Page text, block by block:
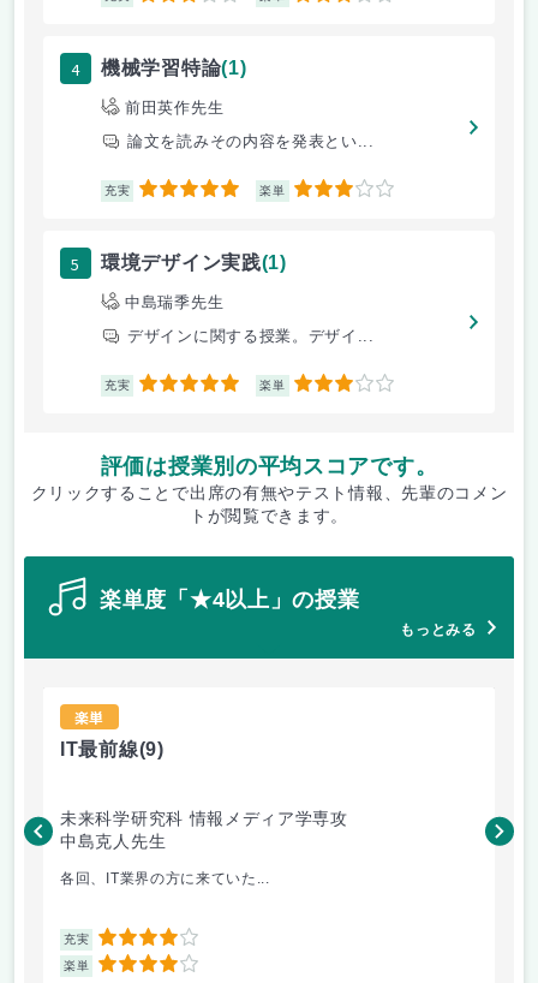
4 機械学習特論(1)
前田英作先生
論文を読みその内容を発表とい...
充実 5 楽単 3
5 環境デザイン実践(1)
中島瑞季先生
デザインに関する授業。デザイ...
充実 5 楽単 3
評価は授業別の平均スコアです。
クリックすることで出席の有無やテスト情報、先輩のコメン
トが閲覧できます。
楽単度「★4以上」の授業
もっとみる
楽単
IT最前線(9)
未来科学研究科 情報メディア学専攻
中島克人先生
各回、IT業界の方に来ていた...
充実 4
楽単 4
釜